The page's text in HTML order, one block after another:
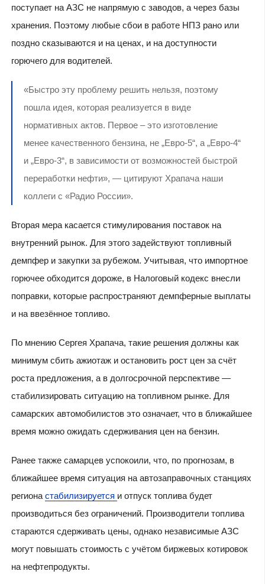
поступает на АЗС не напрямую с заводов, а через базы
хранения. Поэтому любые сбои в работе НПЗ рано или
поздно сказываются и на ценах, и на доступности
горючего для водителей.
«Быстро эту проблему решить нельзя, поэтому
пошла идея, которая реализуется в виде
нормативных актов. Первое – это изготовление
менее качественного бензина, не „Евро-5“, а „Евро-4“
и „Евро-3“, в зависимости от возможностей быстрой
переработки нефти», — цитируют Храпача наши
коллеги с «Радио России».
Вторая мера касается стимулирования поставок на
внутренний рынок. Для этого задействуют топливный
демпфер и закупки за рубежом. Учитывая, что импортное
горючее обходится дороже, в Налоговый кодекс внесли
поправки, которые распространяют демпферные выплаты
и на ввезённое топливо.
По мнению Сергея Храпача, такие решения должны как
минимум сбить ажиотаж и остановить рост цен за счёт
роста предложения, а в долгосрочной перспективе —
стабилизировать ситуацию на топливном рынке. Для
самарских автомобилистов это означает, что в ближайшее
время можно ожидать сдерживания цен на бензин.
Ранее также самарцев успокоили, что, по прогнозам, в
ближайшее время ситуация на автозаправочных станциях
региона стабилизируется и отпуск топлива будет
производиться без ограничений. Производители топлива
стараются сдерживать цены, однако независимые АЗС
могут повышать стоимость с учётом биржевых котировок
на нефтепродукты.